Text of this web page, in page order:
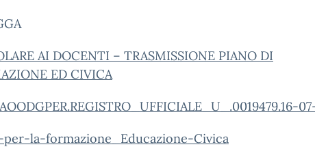
AI DOCENTI – TRASMISSIONE PIANO DI
ED CIVICA
per-la-formazione_Educazione-Civica